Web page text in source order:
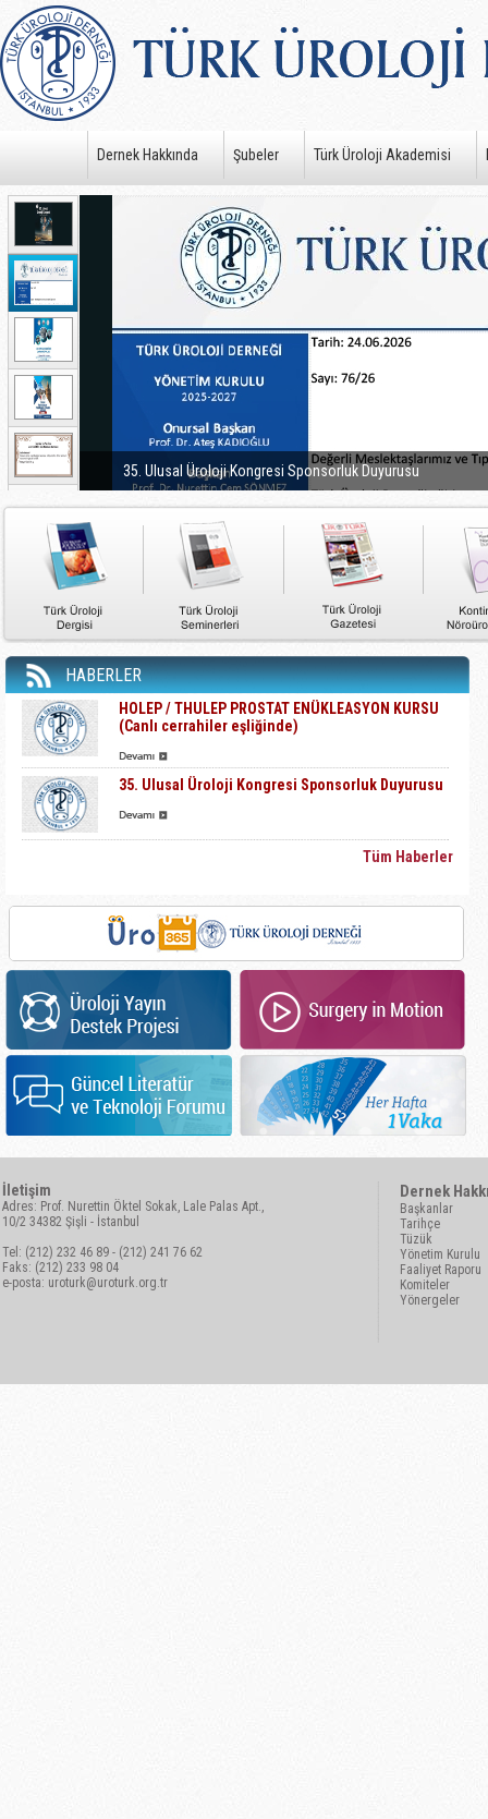
Dernek Hakkında Şubeler Türk Üroloji Akademisi
35. Ulusal Üroloji Kongresi Sponsorluk Duyurusu
HABERLER
HOLEP / THULEP PROSTAT ENÜKLEASYON KURSU
(Canlı cerrahiler eşliğinde)
35. Ulusal Üroloji Kongresi Sponsorluk Duyurusu
Tüm Haberler
İletişim
Adres: Prof. Nurettin Öktel Sokak, Lale Palas Apt.,
10/2 34382 Şişli - İstanbul
Tel: (212) 232 46 89 - (212) 241 76 62
Faks: (212) 233 98 04
e-posta: uroturk@uroturk.org.tr
Dernek
Başkanlar
Tarihçe
Tüzük
Yönetim Kurulu
Faaliyet Raporu
Komiteler
Yönergeler